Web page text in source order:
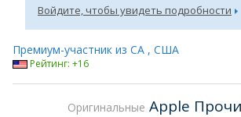
Войдите, чтобы увидеть подробности
Премиум-участник из CA , США
Рейтинг: +16
Оригинальные Apple